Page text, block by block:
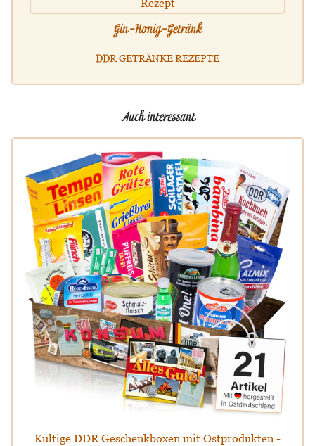
Gin-Honig-Getränk
DDR GETRÄNKE REZEPTE
Auch interessant
Kultige DDR Geschenkboxen mit Ostprodukten -